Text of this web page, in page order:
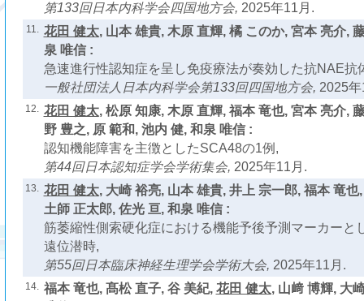
第133回日本内科学会四国地方会, 2025年11月.
11. 花田 健太, 山本 雄貴, 木原 直輝, 橘 このか, 宮本 亮介,
泉 唯信 :
急速進行性認知症を呈し免疫療法が奏効した抗NAE抗
一般社団法人日本内科学会第133回四国地方会, 2025
12. 花田 健太, 松原 知康, 木原 直輝, 福本 竜也, 宮本 亮介,
野 豊之, 原 範和, 池内 健, 和泉 唯信 :
認知機能障害を主徴としたSCA48の1例,
第44回日本認知症学会学術集会, 2025年11月.
13. 花田 健太, 大崎 裕亮, 山本 雄貴, 井上 宗一郎, 福本 竜也
土師 正太郎, 佐光 亘, 和泉 唯信 :
筋萎縮性側索硬化症における機能予後予測マーカーと
遠位潜時,
第55回日本臨床神経生理学会学術大会, 2025年11月.
14. 福本 竜也, 髙松 直子, 谷 美紀, 花田 健太, 山﨑 博輝, 大